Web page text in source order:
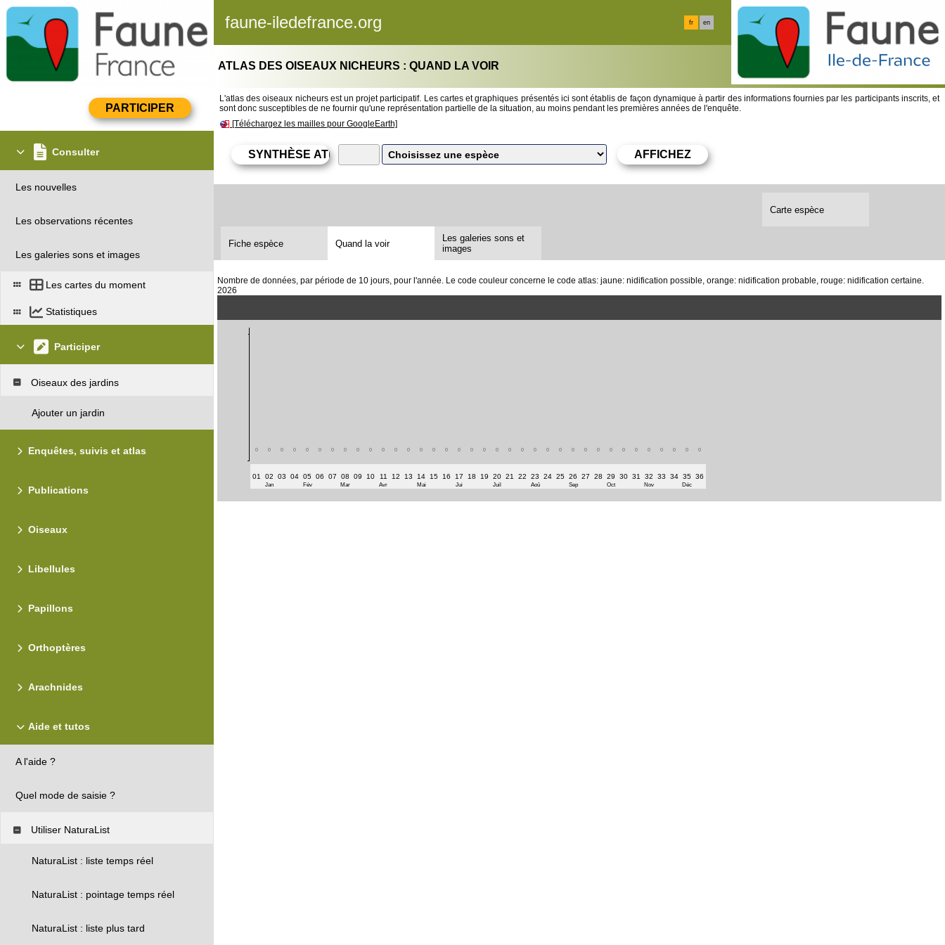
faune-iledefrance.org fr en
Consulter
Les nouvelles
Les observations récentes
Les galeries sons et images
Les cartes du moment
Statistiques
Participer
Oiseaux des jardins
Ajouter un jardin
Enquêtes, suivis et atlas
Publications
Oiseaux
Libellules
Papillons
Orthoptères
Arachnides
Aide et tutos
A l'aide ?
Quel mode de saisie ?
Utiliser NaturaList
NaturaList : liste temps réel
NaturaList : pointage temps réel
NaturaList : liste plus tard
ATLAS DES OISEAUX NICHEURS : QUAND LA VOIR
L'atlas des oiseaux nicheurs est un projet participatif. Les cartes et graphiques présentés ici sont établis de façon dynamique à partir des informations fournies par les participants inscrits, et
sont donc susceptibles de ne fournir qu'une représentation partielle de la situation, au moins pendant les premières années de l'enquête.
[Téléchargez les mailles pour GoogleEarth]
Carte espèce
Fiche espèce Quand la voir
Les galeries sons et
images
Nombre de données, par période de 10 jours, pour l'année. Le code couleur concerne le code atlas: jaune: nidification possible, orange: nidification probable, rouge: nidification certaine.
2026
0 0 0 0 0 0 0 0 0 0 0 0 0 0 0 0 0 0 0 0 0 0 0 0 0 0 0 0 0 0 0 0 0 0 0 0
01 02 03 04 05 06 07 08 09 10 11 12 13 14 15 16 17 18 19 20 21 22 23 24 25 26 27 28 29 30 31 32 33 34 35 36
Jan Fév Mar Avr Mai Jui Juil Aoû Sep Oct Nov Déc